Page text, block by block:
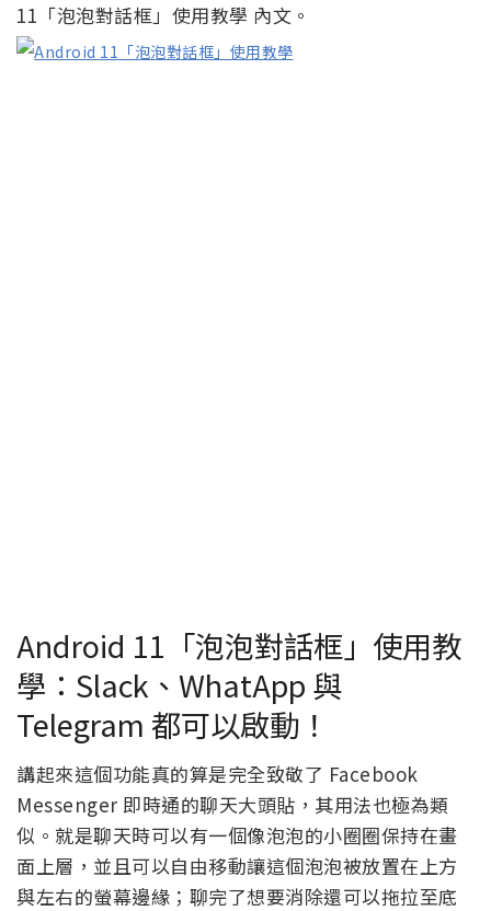
11「泡泡對話框」使用教學 內文。
Android 11「泡泡對話框」使用教
學：Slack、WhatApp 與
Telegram 都可以啟動！
講起來這個功能真的算是完全致敬了 Facebook
Messenger 即時通的聊天大頭貼，其用法也極為類
似。就是聊天時可以有一個像泡泡的小圈圈保持在畫
面上層，並且可以自由移動讓這個泡泡被放置在上方
與左右的螢幕邊緣；聊完了想要消除還可以拖拉至底